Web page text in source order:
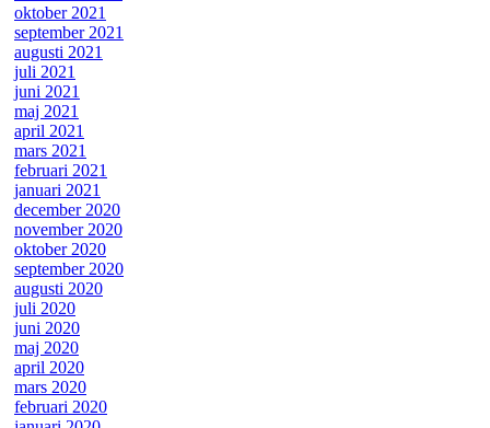
oktober 2021
september 2021
augusti 2021
juli 2021
juni 2021
maj 2021
april 2021
mars 2021
februari 2021
januari 2021
december 2020
november 2020
oktober 2020
september 2020
augusti 2020
juli 2020
juni 2020
maj 2020
april 2020
mars 2020
februari 2020